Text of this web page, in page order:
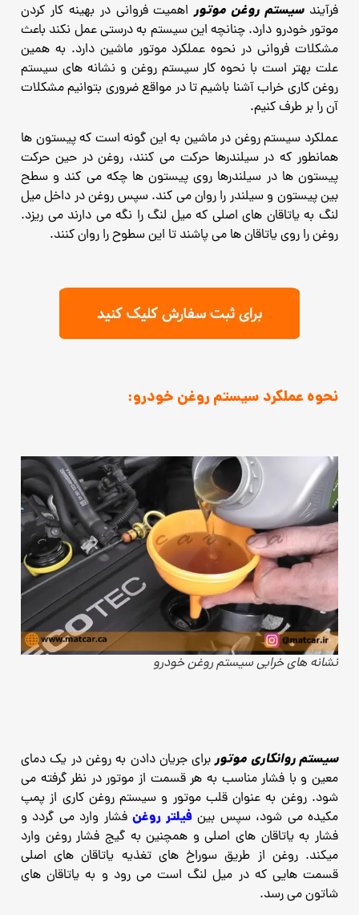
فرآیندسیستم روغن موتوراهمیت فروانی در بهینه کار کردن
موتور خودرو دارد. چنانچه این سیستم به درستی عمل نکند باعث
مشکلات فروانی در نحوه عملکرد موتور ماشین دارد. به همین
علت بهتر است با نحوه کار سیستم روغن و نشانه های سیستم
روغن کاری خراب آشنا باشیم تا در مواقع ضروری بتوانیم مشکلات
آن را بر طرف کنیم.
عملکرد سیستم روغن در ماشین به این گونه است که پیستون ها
همانطور که در سیلندرها حرکت می کنند، روغن در حین حرکت
پیستون ها در سیلندرها روی پیستون ها چکه می کند و سطح
بین پیستون و سیلندر را روان می کند. سپس روغن در داخل میل
لنگ به یاتاقان های اصلی که میل لنگ را نگه می دارند می ریزد.
روغن را روی یاتاقان ها می پاشند تا این سطوح را روان کنند.
نحوه عملکرد سیستم روغن خودرو:
نشانه های خرابی سیستم روغن خودرو
سیستم روانکاری موتوربرای جریان دادن به روغن در یک دمای
معین و با فشار مناسب به هر قسمت از موتور در نظر گرفته می
شود. روغن به عنوان قلب موتور و سیستم روغن کاری از پمپ
مکیده می شود، سپس بینفیلتر روغنفشار وارد می گردد و
فشار به یاتاقان های اصلی و همچنین به گیج فشار روغن وارد
میکند. روغن از طریق سوراخ های تغذیه یاتاقان های اصلی
قسمت هایی که در میل لنگ است می رود و به یاتاقان های
شاتون می رسد.